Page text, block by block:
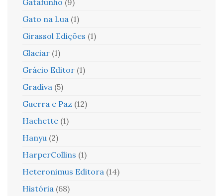
Gato na Lua (1)
Girassol Edições (1)
Glaciar (1)
Grácio Editor (1)
Gradiva (5)
Guerra e Paz (12)
Hachette (1)
Hanyu (2)
HarperCollins (1)
Heteronimus Editora (14)
História (68)